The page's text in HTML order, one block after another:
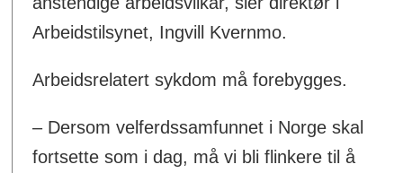
Arbeidstilsynet, Ingvill Kvernmo.
Arbeidsrelatert sykdom må forebygges.
– Dersom velferdssamfunnet i Norge skal
fortsette som i dag, må vi bli flinkere til å